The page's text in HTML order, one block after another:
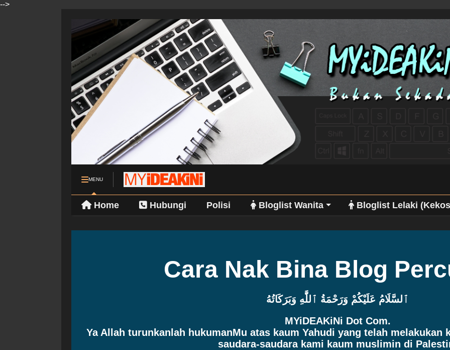
-->
MENU
Home Hubungi Polisi Bloglist Wanita Bloglist Lelaki
Cara Nak Bina Blog
ٱلسَّلَامُ عَلَيْكُمْ وَرَحْمَةُ ٱللَّٰهِ وَبَرَكَاتُهُ
MYiDEAKiNi Dot Com.
Ya Allah turunkanlah hukumanMu atas kaum Yahudi yang telah melakukan
saudara-saudara kami kaum muslimin di